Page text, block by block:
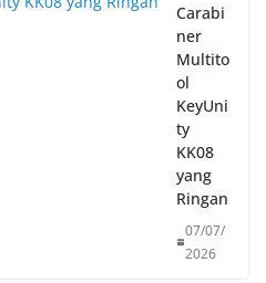
Carabi
ner
Multito
ol
KeyUni
ty
KK08
yang
Ringan
07/07/
2026